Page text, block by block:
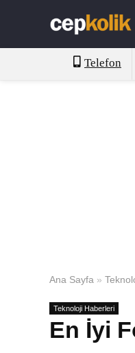
Telefon
Ana Sayfa »
Teknoloji Haberleri
En İyi